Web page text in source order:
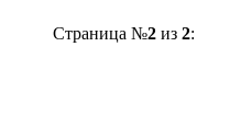
Страница №2из 2: